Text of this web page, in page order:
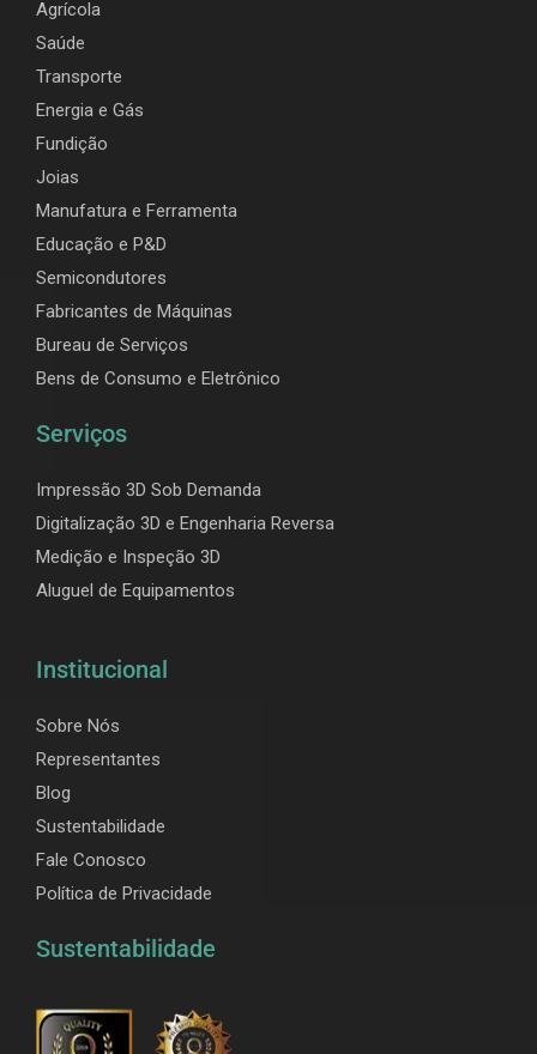
Agrícola
Saúde
Transporte
Energia e Gás
Fundição
Joias
Manufatura e Ferramenta
Educação e P&D
Semicondutores
Fabricantes de Máquinas
Bureau de Serviços
Bens de Consumo e Eletrônico
Serviços
Impressão 3D Sob Demanda
Digitalização 3D e Engenharia Reversa
Medição e Inspeção 3D
Aluguel de Equipamentos
Institucional
Sobre Nós
Representantes
Blog
Sustentabilidade
Fale Conosco
Política de Privacidade
Sustentabilidade